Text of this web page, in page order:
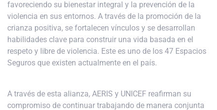
favoreciendo su bienestar integral y la prevención de la
violencia en sus entornos. A través de la promoción de la
crianza positiva, se fortalecen vínculos y se desarrollan
habilidades clave para construir una vida basada en el
respeto y libre de violencia. Este es uno de los 47 Espacios
Seguros que existen actualmente en el país.
A través de esta alianza, AERIS y UNICEF reafirman su
compromiso de continuar trabajando de manera conjunta